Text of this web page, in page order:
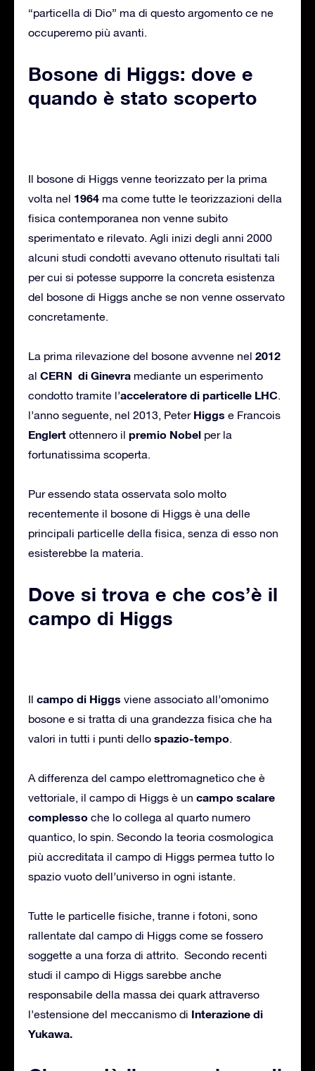
“particella di Dio” ma di questo argomento ce ne
occuperemo più avanti.
Bosone di Higgs: dove e
quando è stato scoperto
Il bosone di Higgs venne teorizzato per la prima
volta nel 1964 ma come tutte le teorizzazioni della
fisica contemporanea non venne subito
sperimentato e rilevato. Agli inizi degli anni 2000
alcuni studi condotti avevano ottenuto risultati tali
per cui si potesse supporre la concreta esistenza
del bosone di Higgs anche se non venne osservato
concretamente.
La prima rilevazione del bosone avvenne nel 2012
al CERN di Ginevra mediante un esperimento
condotto tramite l’acceleratore di particelle LHC.
l’anno seguente, nel 2013, Peter Higgs e Francois
Englert ottennero il premio Nobel per la
fortunatissima scoperta.
Pur essendo stata osservata solo molto
recentemente il bosone di Higgs è una delle
principali particelle della fisica, senza di esso non
esisterebbe la materia.
Dove si trova e che cos’è il
campo di Higgs
Il campo di Higgs viene associato all’omonimo
bosone e si tratta di una grandezza fisica che ha
valori in tutti i punti dello spazio-tempo.
A differenza del campo elettromagnetico che è
vettoriale, il campo di Higgs è un campo scalare
complesso che lo collega al quarto numero
quantico, lo spin. Secondo la teoria cosmologica
più accreditata il campo di Higgs permea tutto lo
spazio vuoto dell’universo in ogni istante.
Tutte le particelle fisiche, tranne i fotoni, sono
rallentate dal campo di Higgs come se fossero
soggette a una forza di attrito. Secondo recenti
studi il campo di Higgs sarebbe anche
responsabile della massa dei quark attraverso
l’estensione del meccanismo di Interazione di
Yukawa.